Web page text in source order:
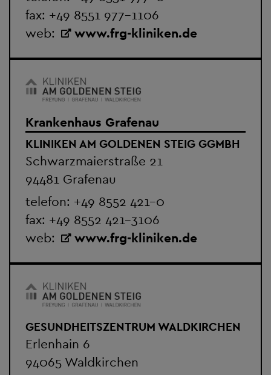
fax: +49 8551 977-1106
web:
www.frg-kliniken.de
Krankenhaus Grafenau
KLINIKEN AM GOLDENEN STEIG GGMBH
Schwarzmaierstraße 21
94481 Grafenau
telefon: +49 8552 421-0
fax: +49 8552 421-3106
web:
www.frg-kliniken.de
GESUNDHEITSZENTRUM WALDKIRCHEN
Erlenhain 6
94065 Waldkirchen